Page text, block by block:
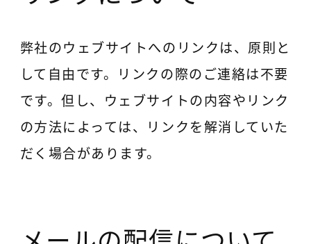
弊社のウェブサイトへのリンクは、原則と
して自由です。リンクの際のご連絡は不要
です。但し、ウェブサイトの内容やリンク
の方法によっては、リンクを解消していた
だく場合があります。